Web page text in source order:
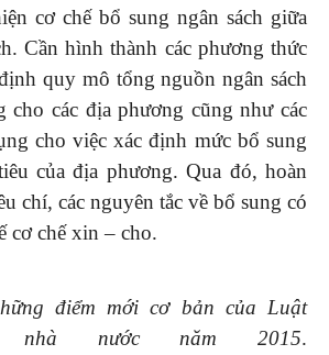
cơ chế bổ sung ngân sách giữa
Cần hình thành các phương thức
quy mô tổng nguồn ngân sách
cho các địa phương cũng như các
cho việc xác định mức bổ sung
của địa phương. Qua đó, hoàn
chí, các nguyên tắc về bổ sung có
cơ chế xin – cho.
điểm mới cơ bản của Luật
nhà nước năm 2015.